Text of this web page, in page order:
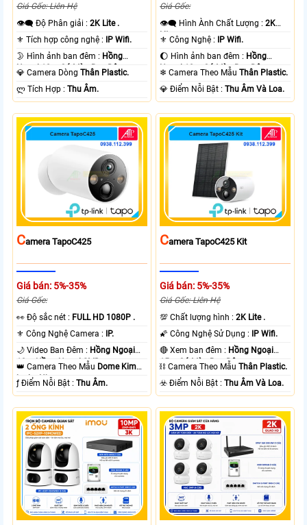
Giá Gốc: Liên Hệ
👁️‍🗨 Độ Phân giải :2K Lite .
⚜️ Tích hợp công nghệ : IP Wifi.
🌛 Hình ảnh ban đêm : Hồng
Ngoại 10m Có Màu Ban Ðêm.
💎 Camera DòngThân Plastic.
️ლ Tích Hợp :Thu Âm.
Giá Gốc:
👁️‍🗨 Hình Ành Chất Lượng :2K
Lite .
⚜️ Công Nghệ : IP Wifi.
🌔 Hình ảnh ban đêm : Hồng
Ngoại 10m Có Màu Ban Ðêm.
❄ Camera Theo MẫuThân Plastic.
️💎 Điểm Nỗi Bật :Thu Âm Và Loa.
CAmera TapoC425
Giá bán: 5%-35%
Giá Gốc:
️👀 Độ sắc nét : FULL HD 1080P .
⚜️ Công Nghệ Camera : IP.
🌙 Video Ban Đêm : Hồng Ngoại
10m Hồng Ngoại SMD.
👑 Camera Theo Mẫu Dome Kim
loại + Nhựa.
️ƒ Điểm Nỗi Bật :Thu Âm.
CAmera TapoC425 Kit
Giá bán: 5%-35%
Giá Gốc: Liên Hệ
💯 Chất lượng hình :2K Lite .
🌠 Công Nghệ Sử Dụng : IP Wifi.
🔴 Xem ban đêm : Hồng Ngoại
15m Có Màu Ban Ðêm.
⛓ Camera Theo MẫuThân Plastic.
️☣️ Điểm Nỗi Bật :Thu Âm Và Loa.